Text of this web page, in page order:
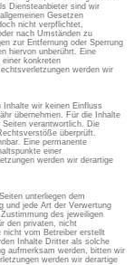
Diensteanbieter sind wir
Gesetzen
nicht verpflichtet,
nach Umständen zu
zur Entfernung oder Sperrung
hiervon unberührt. Eine
konkreten
werden wir
wir keinen Einfluss
übernehmen. Für die Inhalte
verantwortlich. Die
überprüft.
Eine permanente
einer
werden wir derartige
unterliegen dem
und jede Art der Verwertung
des jeweiligen
den privaten, nicht
nicht vom Betreiber erstellt
Inhalte Dritter als solche
aufmerksam werden, bitten wir
werden wir derartige